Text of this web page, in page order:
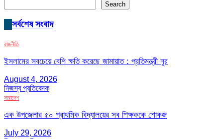
Search
সর্বশেষ সংবাদ
রাজনীতি
ইসলামের সবচেয়ে বেশি ক্ষতি করেছে জামায়াত : প্রতিমন্ত্রী নুর
August 4, 2026
নিজস্ব প্রতিবেদক
সারাদেশ
এক উপজেলার ৫০ প্রাথমিক বিদ্যালয়ের সব শিক্ষককে শোকজ
July 29, 2026